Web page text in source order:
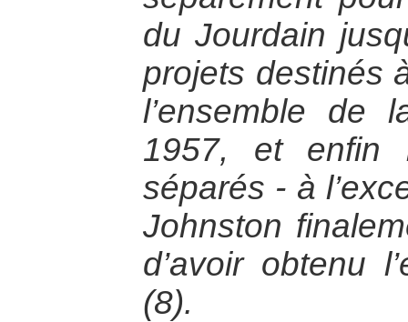
du Jourdain
projets destinés
l’ensemble de
1957, et enfin
séparés - à
Johnston
d’avoir obtenu
(8).